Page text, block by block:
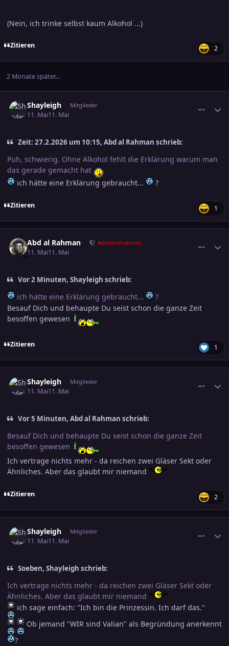
(Nein, ich trinke selbst kaum Alkohol ...)
Zitieren 2
2 Monate später...
Shayleigh Mitglieder
11. Mai11. Mai
Zeit: 27.2.2026 um 10:15, Abd al Rahman schrieb:
Puh, schwierig. Ohne Alkohol fehlt die Erklärung warum man
das gerade gemacht hat
ich hätte eine Erklärung gebraucht...
?
Zitieren 1
Abd al Rahman Administratoren
11. Mai11. Mai
Vor 2 Minuten, Shayleigh schrieb:
ich hätte eine Erklärung gebraucht...
?
Besauf Dich und behaupte Du seist schon die ganze Zeit
besoffen gewesen
Zitieren 1
Shayleigh Mitglieder
11. Mai11. Mai
Vor 5 Minuten, Abd al Rahman schrieb:
Besauf Dich und behaupte Du seist schon die ganze Zeit
besoffen gewesen
Ich vertrage nichts mehr - da reichen zwei Gläser Sekt oder
Ähnliches. Aber das glaubt mir niemand
Zitieren 2
Shayleigh Mitglieder
11. Mai11. Mai
Soeben, Shayleigh schrieb:
Ich vertrage nichts mehr - da reichen zwei Gläser Sekt oder
Ähnliches. Aber das glaubt mir niemand
ich sage einfach: "Ich bin die Prinzessin. Ich darf das."
Ob jemand "WIR sind Valian" als Begründung anerkennt
?